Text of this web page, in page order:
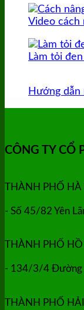
Video cách
Làm tỏi
Hướng dẫn
CÔNG TY CỔ
THÀNH PHỐ HÀ
- Số 45/82 Yên
THÀNH PHỐ
- 134/3/4 Đường
THÀNH PHỐ